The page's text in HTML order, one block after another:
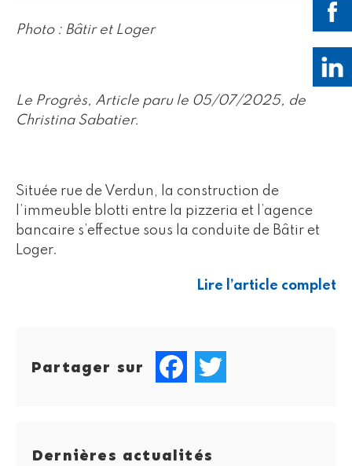
Photo : Bâtir et Loger
Le Progrès, Article paru le 05/07/2025, de
Christina Sabatier.
Située rue de Verdun, la construction de
l’immeuble blotti entre la pizzeria et l’agence
bancaire s’effectue sous la conduite de Bâtir et
Loger.
Lire l’article complet
Partager sur Facebook
Dernières actualités